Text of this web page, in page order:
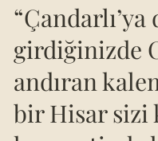
girdiğinizde
andıran
bir Hisar sizi